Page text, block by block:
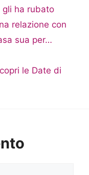
ha rubato
relazione con
sua per…
le Date di